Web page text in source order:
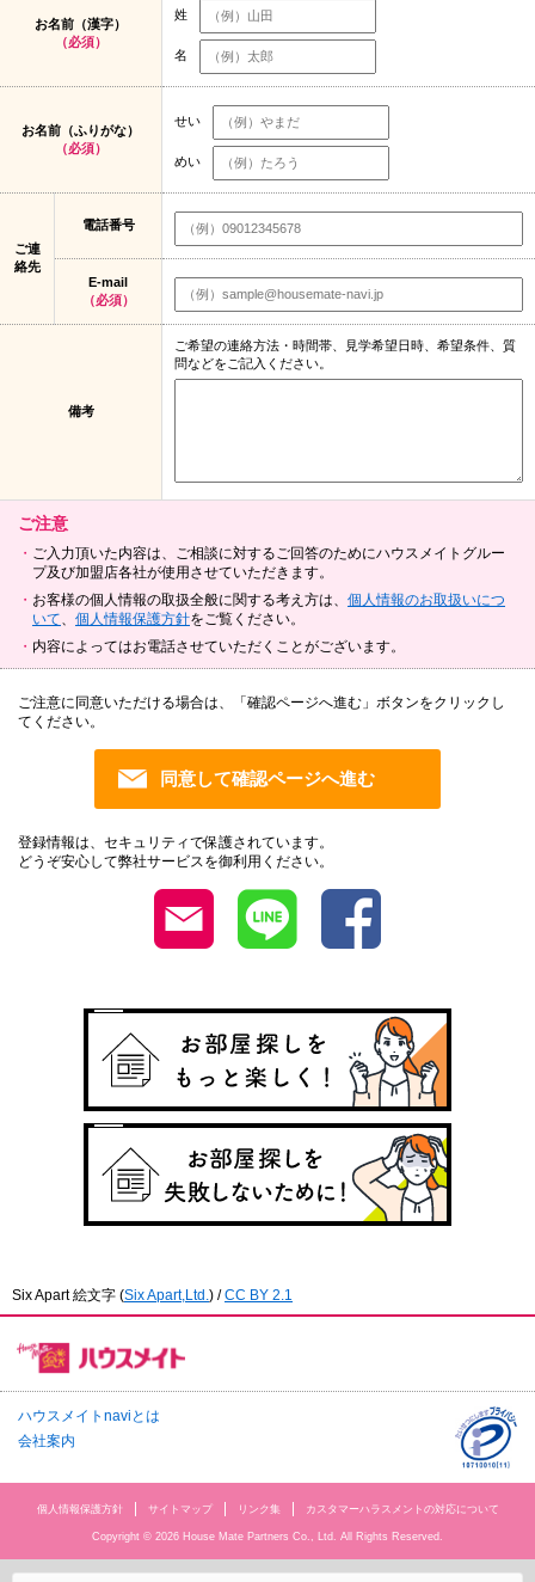
お名前（漢字）
（必須）
姓
名
お名前（ふりがな）
（必須）
せい
めい
ご連
絡先
電話番号
E-mail
（必須）
備考
ご希望の連絡方法・時間帯、見学希望日時、希望条件、質
問などをご記入ください。
ご注意
ご入力頂いた内容は、ご相談に対するご回答のためにハウスメイトグルー
プ及び加盟店各社が使用させていただきます。
お客様の個人情報の取扱全般に関する考え方は、 個人情報のお取扱いにつ
いて
個人情報保護方針をご覧ください。
内容によってはお電話させていただくことがございます。
ご注意に同意いただける場合は、「確認ページへ進む」ボタンをクリックし
てください。
登録情報は、セキュリティで保護されています。
どうぞ安心して弊社サービスを御利用ください。
Six Apart 絵文字 (Six Apart,Ltd. ) /CC BY 2.1
ハウスメイトnaviとは
会社案内
個人情報保護方針 サイトマップ リンク集 カスタマーハラスメントの対応について
Copyright © 2026 House Mate Partners Co., Ltd. All Rights Reserved.